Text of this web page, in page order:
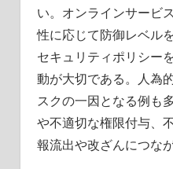
い。オンラインサービ
性に応じて防御レベル
セキュリティポリシー
動が大切である。人為
スクの一因となる例も
や不適切な権限付与、
報流出や改ざんにつなが